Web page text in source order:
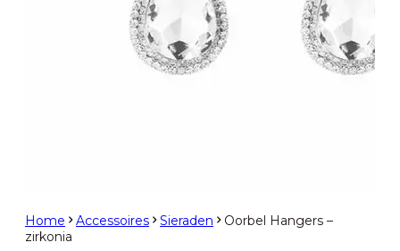
Home Accessoires Sieraden
Oorbel Hangers –
zirkonia